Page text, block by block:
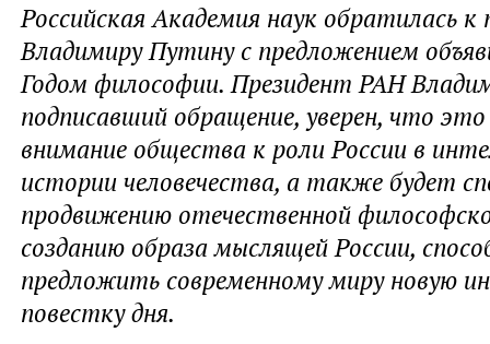
Российская Академия наук обратилась
Владимиру Путину с предложением
Годом философии. Президент РАН
подписавший обращение, уверен, что
внимание общества к роли России в
истории человечества, а также будет
продвижению отечественной
созданию образа мыслящей России,
предложить современному миру новую
повестку дня.